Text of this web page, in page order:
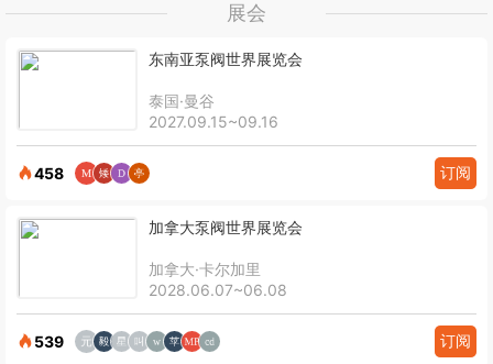
展会
东南亚泵阀世界展览会
泰国·曼谷
2027.09.15~09.16
458 订阅
加拿大泵阀世界展览会
加拿大·卡尔加里
2028.06.07~06.08
539 订阅